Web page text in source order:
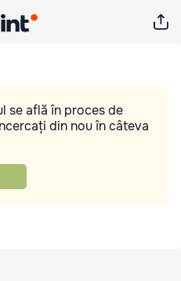
se află în proces de
din nou în câteva